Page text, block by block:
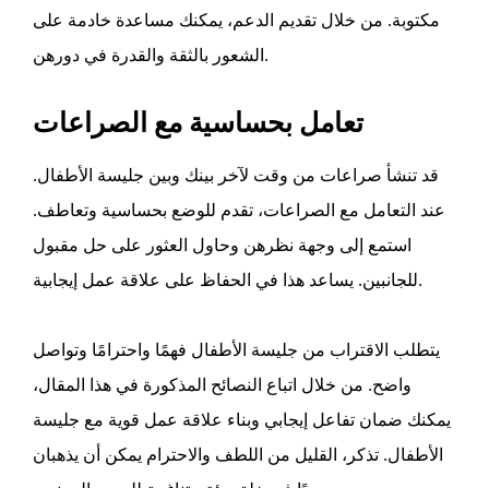
مكتوبة. من خلال تقديم الدعم، يمكنك مساعدة خادمة على
الشعور بالثقة والقدرة في دورهن.
تعامل بحساسية مع الصراعات
قد تنشأ صراعات من وقت لآخر بينك وبين جليسة الأطفال.
عند التعامل مع الصراعات، تقدم للوضع بحساسية وتعاطف.
استمع إلى وجهة نظرهن وحاول العثور على حل مقبول
للجانبين. يساعد هذا في الحفاظ على علاقة عمل إيجابية.
يتطلب الاقتراب من جليسة الأطفال فهمًا واحترامًا وتواصل
واضح. من خلال اتباع النصائح المذكورة في هذا المقال،
يمكنك ضمان تفاعل إيجابي وبناء علاقة عمل قوية مع جليسة
الأطفال. تذكر، القليل من اللطف والاحترام يمكن أن يذهبان